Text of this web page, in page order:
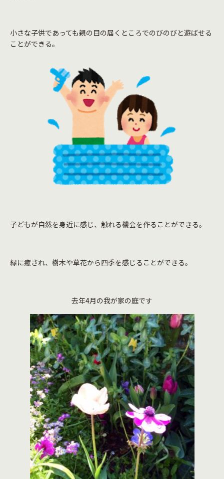
小さな子供であっても親の目の届くところでのびのびと遊ばせる
ことができる。
子どもが自然を身近に感じ、触れる機会を作ることができる。
緑に癒され、樹木や草花から四季を感じることができる。
去年4月の我が家の庭です